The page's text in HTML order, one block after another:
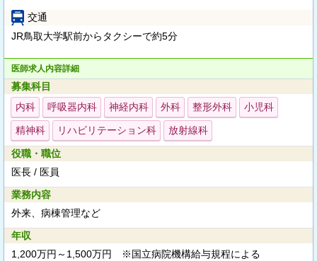
交通
JR鳥取大学駅前からタクシーで約5分
医師求人内容詳細
募集科目
内科
呼吸器内科 神経内科 外科 整形外科 小児科
精神科 リハビリテーション科 放射線科
役職・職位
医長 / 医員
業務内容
外来、病棟管理など
年収
1,200万円～1,500万円 ※国立病院機構給与規程による